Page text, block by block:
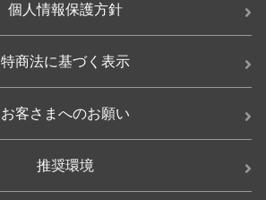
個人情報保護方針
特商法に基づく表示
お客さまへのお願い
推奨環境